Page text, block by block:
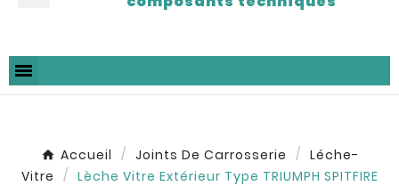
Accueil Joints De Carrosserie
Léche-
Vitre
Lèche Vitre Extérieur Type TRIUMPH SPITFIRE